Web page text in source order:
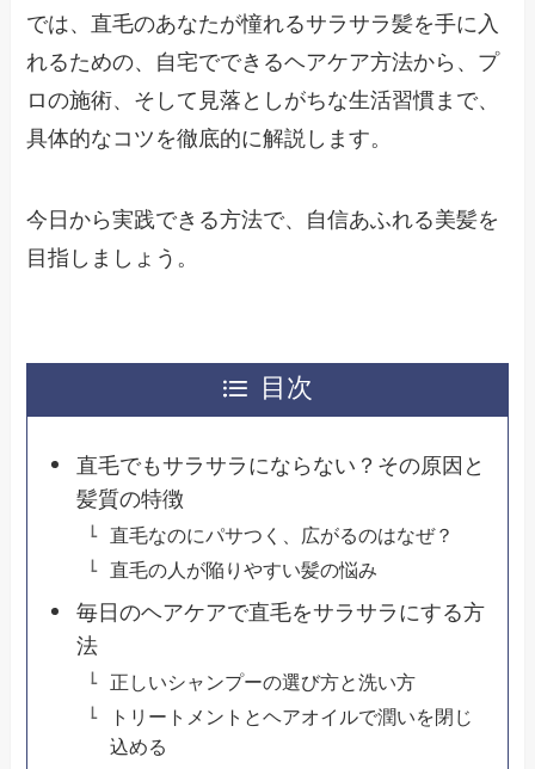
では、直毛のあなたが憧れるサラサラ髪を手に入
れるための、自宅でできるヘアケア方法から、プ
ロの施術、そして見落としがちな生活習慣まで、
具体的なコツを徹底的に解説します。
今日から実践できる方法で、自信あふれる美髪を
目指しましょう。
目次
直毛でもサラサラにならない？その原因と
髪質の特徴
直毛なのにパサつく、広がるのはなぜ？
直毛の人が陥りやすい髪の悩み
毎日のヘアケアで直毛をサラサラにする方
法
正しいシャンプーの選び方と洗い方
トリートメントとヘアオイルで潤いを閉じ
込める